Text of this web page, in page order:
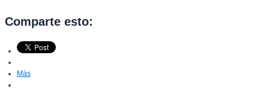
Comparte esto:
Más